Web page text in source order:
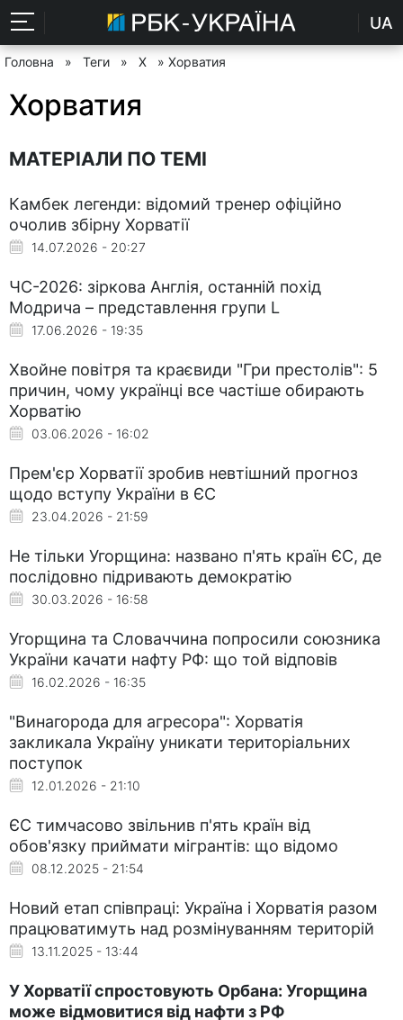
UA
Головна » Теги » Х » Хорватия
Хорватия
МАТЕРІАЛИ ПО ТЕМІ
Камбек легенди: відомий тренер офіційно
очолив збірну Хорватії
14.07.2026 - 20:27
ЧС-2026: зіркова Англія, останній похід
Модрича – представлення групи L
17.06.2026 - 19:35
Хвойне повітря та краєвиди "Гри престолів": 5
причин, чому українці все частіше обирають
Хорватію
03.06.2026 - 16:02
Прем'єр Хорватії зробив невтішний прогноз
щодо вступу України в ЄС
23.04.2026 - 21:59
Не тільки Угорщина: названо п'ять країн ЄС, де
послідовно підривають демократію
30.03.2026 - 16:58
Угорщина та Словаччина попросили союзника
України качати нафту РФ: що той відповів
16.02.2026 - 16:35
"Винагорода для агресора": Хорватія
закликала Україну уникати територіальних
поступок
12.01.2026 - 21:10
ЄС тимчасово звільнив п'ять країн від
обов'язку приймати мігрантів: що відомо
08.12.2025 - 21:54
Новий етап співпраці: Україна і Хорватія разом
працюватимуть над розмінуванням територій
13.11.2025 - 13:44
У Хорватії спростовують Орбана: Угорщина
може відмовитися від нафти з РФ